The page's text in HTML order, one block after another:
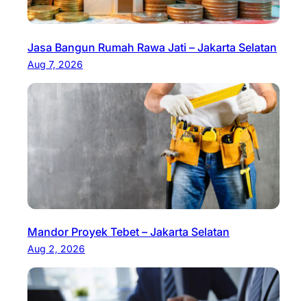
Jasa Bangun Rumah Rawa Jati – Jakarta Selatan
Aug 7, 2026
Mandor Proyek Tebet – Jakarta Selatan
Aug 2, 2026